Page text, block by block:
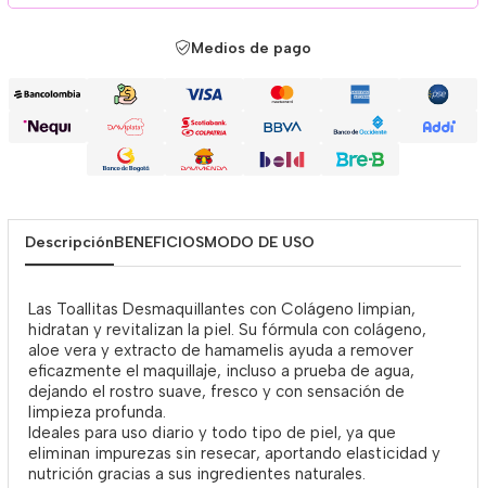
Medios de pago
DescripciónBENEFICIOSMODO DE USO
Las Toallitas Desmaquillantes con Colágeno limpian,
hidratan y revitalizan la piel. Su fórmula con colágeno,
aloe vera y extracto de hamamelis ayuda a remover
eficazmente el maquillaje, incluso a prueba de agua,
dejando el rostro suave, fresco y con sensación de
limpieza profunda.
Ideales para uso diario y todo tipo de piel, ya que
eliminan impurezas sin resecar, aportando elasticidad y
nutrición gracias a sus ingredientes naturales.